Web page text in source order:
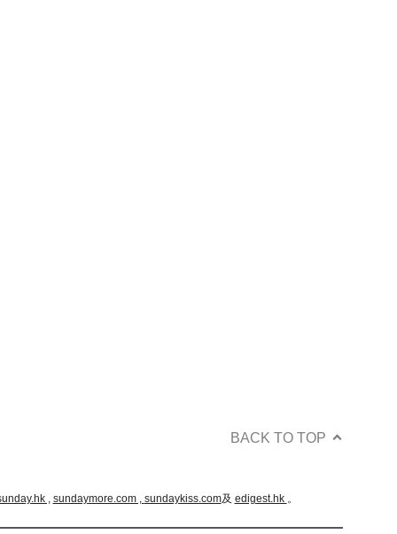
BACK TO TOP
, sundaymore.com , sundaykiss.com及 edigest.hk 。